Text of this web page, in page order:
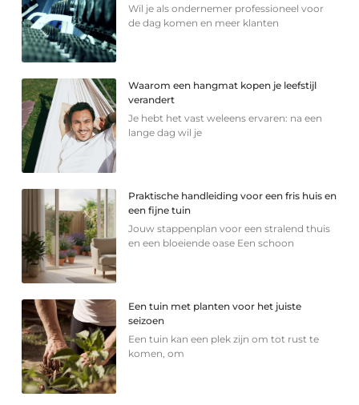
Wil je als ondernemer professioneel voor
de dag komen en meer klanten
Waarom een hangmat kopen je leefstijl
verandert
Je hebt het vast weleens ervaren: na een
lange dag wil je
Praktische handleiding voor een fris huis en
een fijne tuin
Jouw stappenplan voor een stralend thuis
en een bloeiende oase Een schoon
Een tuin met planten voor het juiste
seizoen
Een tuin kan een plek zijn om tot rust te
komen, om